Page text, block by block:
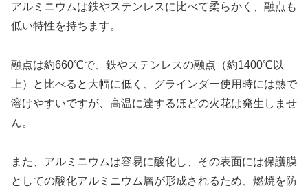
アルミニウムは鉄やステンレスに比べて柔らかく、融点も
低い特性を持ちます。
融点は約660℃で、鉄やステンレスの融点（約1400℃以
上）と比べると大幅に低く、グラインダー使用時には熱で
溶けやすいですが、高温に達するほどの火花は発生しませ
ん。
また、アルミニウムは容易に酸化し、その表面には保護膜
としての酸化アルミニウム層が形成されるため、燃焼を防